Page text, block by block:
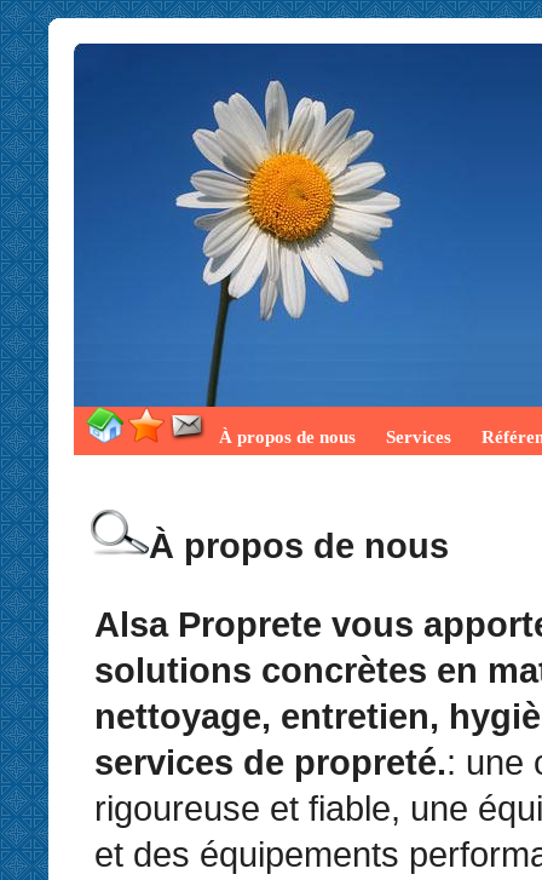
À propos de nous Services
À propos de nous
Alsa Proprete vous
solutions concrètes en
nettoyage, entretien,
services de propreté.: une
rigoureuse et fiable, une
et des équipements